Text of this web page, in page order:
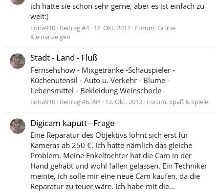
ich hätte sie schon sehr gerne, aber es ist einfach zu
weit:(
Ilona910 Beitrag #4 12. Okt. 2012 Forum: Grüne
Kleinanzeigen
Stadt - Land - Fluß
Fernsehshow - Mixgetränke -Schauspieler -
Küchenutensil - Auto u. Verkehr - Blume -
Lebensmittel - Bekleidung Weinschorle
Ilona910 Beitrag #6.394 12. Okt. 2012 Forum:Spaß & Spiele
Digicam kaputt - Frage
Eine Reparatur des Objektivs lohnt sich erst für
Kameras ab 250 €. Ich hatte nämlich das gleiche
Problem. Meine Enkeltochter hat die Cam in der
Hand gehabt und wohl fallen gelassen. Ein Techniker
meinte, ich solle mir eine neue Cam kaufen, da die
Reparatur zu teuer wäre. Ich habe mit die...